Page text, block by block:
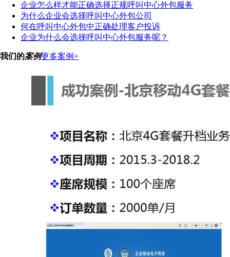
企业怎么样才能正确选择正规呼叫中心外包服务
为什么企业会选择呼叫中心外包公司
何在呼叫中心外包中正确处理客户投诉
企业为什么会选择呼叫中心外包服务呢？
我们的案例更多案例+